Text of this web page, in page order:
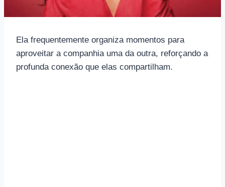
Ela frequentemente organiza momentos para
aproveitar a companhia uma da outra, reforçando a
profunda conexão que elas compartilham.